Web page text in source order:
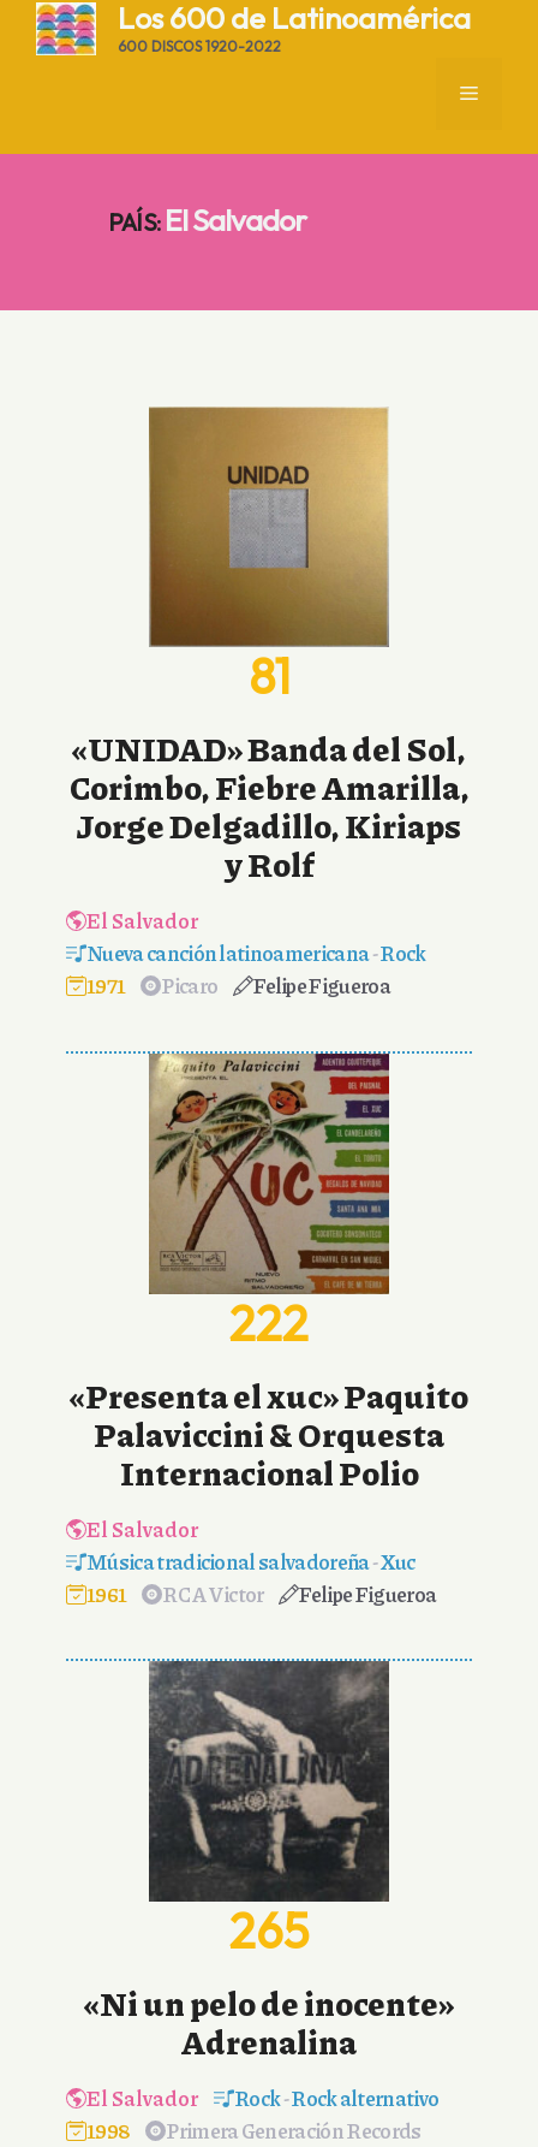
Saltar
Los 600 de Latinoamérica
600 DISCOS 1920-2022
MENÚ
PAÍS: El Salvador
81
«UNIDAD» Banda del Sol,
Corimbo, Fiebre Amarilla,
Jorge Delgadillo, Kiriaps
y Rolf
El Salvador
Nueva canción latinoamericana-Rock
1971
Picaro Felipe Figueroa
222
«Presenta el xuc» Paquito
Palaviccini & Orquesta
Internacional Polio
El Salvador
Música tradicional salvadoreña-Xuc
1961
RCA Victor Felipe Figueroa
265
«Ni un pelo de inocente»
Adrenalina
El Salvador Rock-Rock alternativo
1998
Primera Generación Records